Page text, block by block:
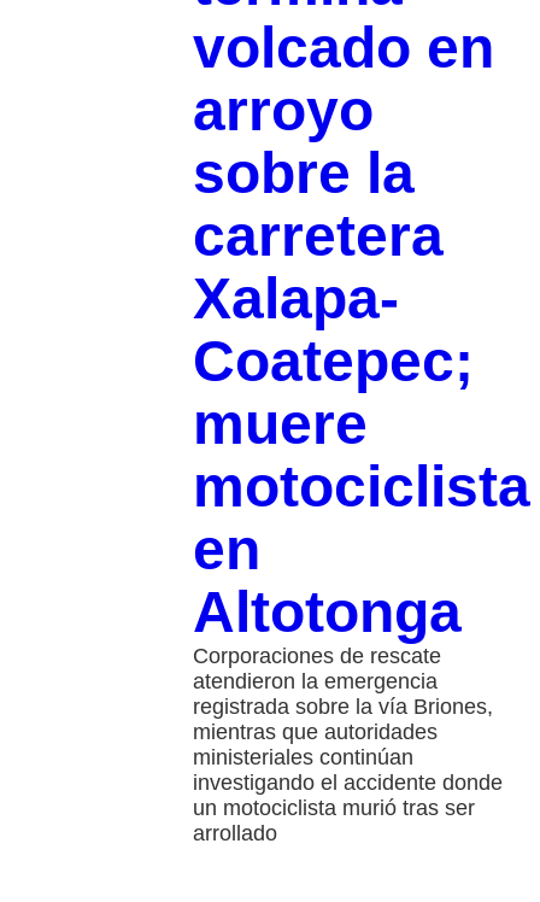
volcado en
arroyo
sobre la
carretera
Xalapa-
Coatepec;
muere
motociclista
en
Altotonga
Corporaciones de rescate
atendieron la emergencia
registrada sobre la vía Briones,
mientras que autoridades
ministeriales continúan
investigando el accidente donde
un motociclista murió tras ser
arrollado